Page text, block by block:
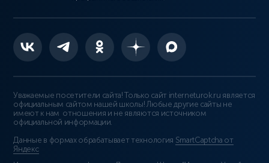
Уважаемые посетители сайта! Только сайт interneturok.ru является
официальным сайтом нашей школы! Любые другие сайты не
имеют к нам отношения и не являются источником
официальной информации.
Данные в формах обрабатывает технология SmartCaptcha от
Яндекс